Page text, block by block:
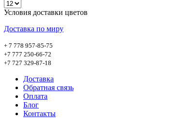
Условия доставки цветов
Доставка по миру
+ 7 778 957-85-75
+7 777 250-66-72
+7 727 329-87-18
Доставка
Обратная связь
Оплата
Блог
Контакты